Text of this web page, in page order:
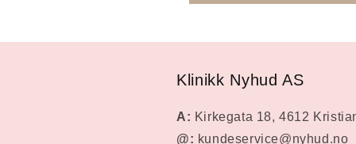
Klinikk Nyhud AS
A: Kirkegata 18, 4612
@: kundeservice@nyhud.no